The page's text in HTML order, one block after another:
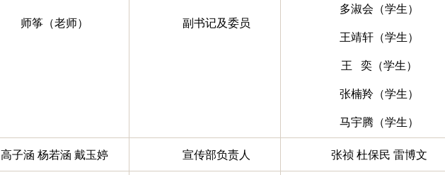
师筝（老师） 副书记及委员
多淑会（学生）
王靖轩（学生）
王 奕（学生）
张楠羚（学生）
马宇腾（学生）
高子涵 杨若涵 戴玉婷 宣传部负责人 张祯 杜保民 雷博文